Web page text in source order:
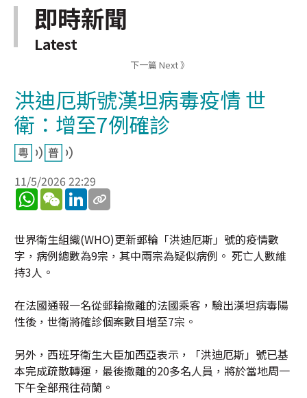
即時新聞
Latest
下一篇 Next 》
洪迪厄斯號漢坦病毒疫情 世
衛：增至7例確診
11/5/2026 22:29
WhatsApp
WeChatLinkedIn
世界衛生組織(WHO)更新郵輪「洪迪厄斯」號的疫情數
字，病例總數為9宗，其中兩宗為疑似病例。 死亡人數維
持3人。
在法國通報一名從郵輪撤離的法國乘客，驗出漢坦病毒陽
性後，世衛將確診個案數目增至7宗。
另外，西班牙衛生大臣加西亞表示，「洪迪厄斯」號已基
本完成疏散轉運，最後撤離的20多名人員，將於當地周一
下午全部飛往荷蘭。